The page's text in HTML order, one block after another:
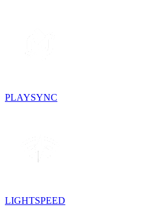
PLAYSYNC
LIGHTSPEED